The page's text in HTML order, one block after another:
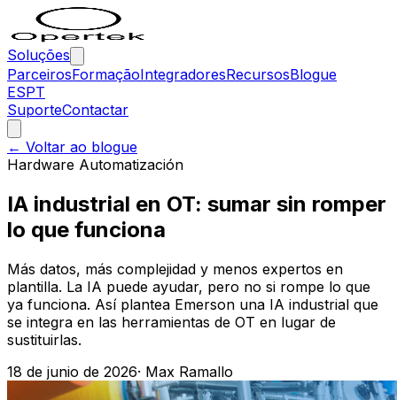
Soluções
ParceirosFormaçãoIntegradoresRecursosBlogue
ESPT
SuporteContactar
← Voltar ao blogue
Hardware Automatización
IA industrial en OT: sumar sin romper
lo que funciona
Más datos, más complejidad y menos expertos en
plantilla. La IA puede ayudar, pero no si rompe lo que
ya funciona. Así plantea Emerson una IA industrial que
se integra en las herramientas de OT en lugar de
sustituirlas.
18 de junio de 2026· Max Ramallo